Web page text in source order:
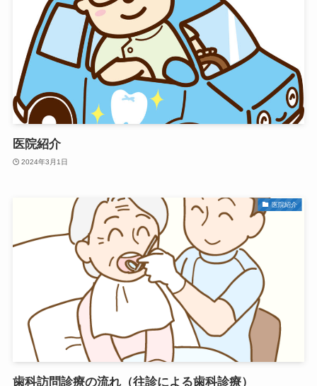
医院紹介
2024年3月1日
医院紹介
歯科訪問診療の流れ（往診による歯科診療）